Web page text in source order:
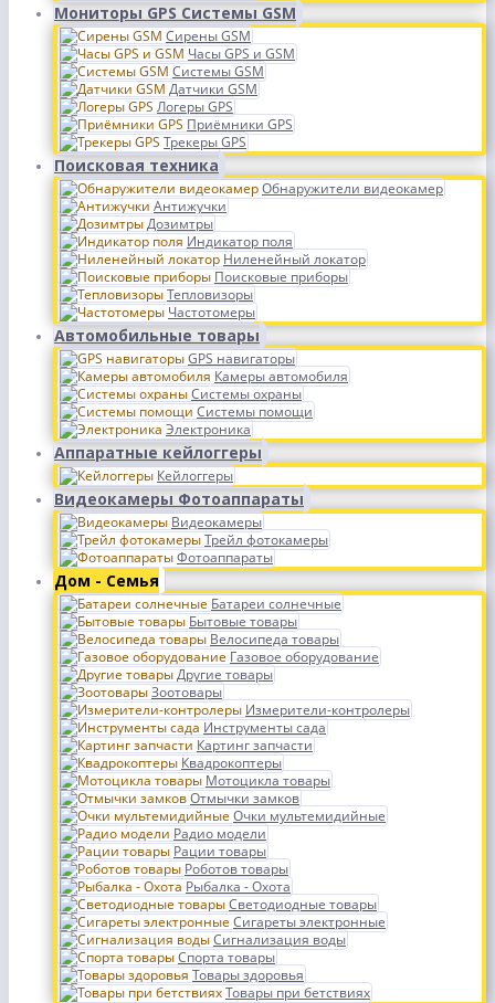
Мониторы GPS Системы GSM
Сирены GSM
Часы GPS и GSM
Системы GSM
Датчики GSM
Логеры GPS
Приёмники GPS
Трекеры GPS
Поисковая техника
Обнаружители видеокамер
Антижучки
Дозимтры
Индикатор поля
Ниленейный локатор
Поисковые приборы
Тепловизоры
Частотомеры
Автомобильные товары
GPS навигаторы
Камеры автомобиля
Системы охраны
Системы помощи
Электроника
Аппаратные кейлоггеры
Кейлоггеры
Видеокамеры Фотоаппараты
Видеокамеры
Трейл фотокамеры
Фотоаппараты
Дом - Семья
Батареи солнечные
Бытовые товары
Велосипеда товары
Газовое оборудование
Другие товары
Зоотовары
Измерители-контролеры
Инструменты сада
Картинг запчасти
Квадрокоптеры
Мотоцикла товары
Отмычки замков
Очки мультемидийные
Радио модели
Рации товары
Роботов товары
Рыбалка - Охота
Светодиодные товары
Сигареты электронные
Сигнализация воды
Спорта товары
Товары здоровья
Товары при бетствиях